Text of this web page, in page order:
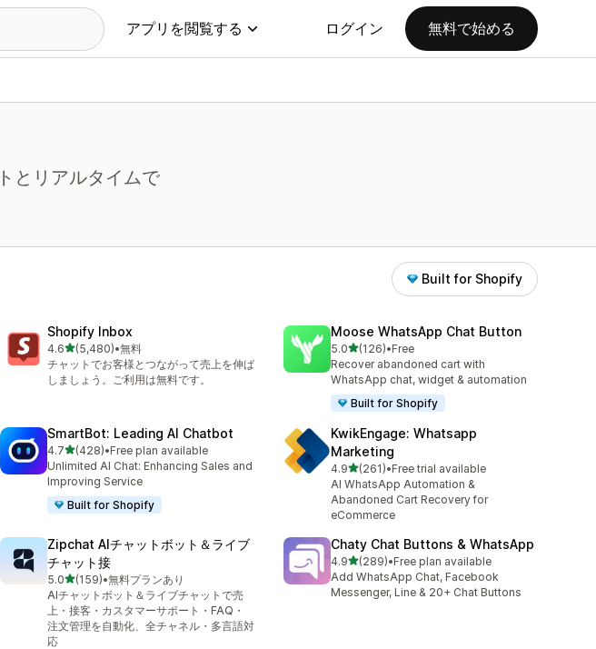
アプリを閲覧する ログイン 無料で始める
とリアルタイムで
Built for Shopify
Shopify Inbox
4.65つ星中
(5,480)
合計レビュー数：5480件
•無料
チャットでお客様とつながって売上を伸ば
しましょう。ご利用は無料です。
Moose WhatsApp Chat Button
5.05つ星中
(126)
合計レビュー数：126件
•Free
Recover abandoned cart with
WhatsApp chat, widget & automation
Built for Shopify
SmartBot: Leading AI Chatbot
4.75つ星中
(428)
合計レビュー数：428件
•Free plan available
Unlimited AI Chat: Enhancing Sales and
Improving Service
Built for Shopify
KwikEngage: Whatsapp
Marketing
4.95つ星中
(261)
合計レビュー数：261件
•Free trial available
AI WhatsApp Automation &
Abandoned Cart Recovery for
eCommerce
Zipchat AIチャットボット＆ライブ
チャット接
5.05つ星中
(159)
合計レビュー数：159件
•無料プランあり
AIチャットボット＆ライブチャットで売
上・接客・カスタマーサポート・FAQ・
注文管理を自動化、全チャネル・多言語対
応
Chaty Chat Buttons & WhatsApp
4.95つ星中
(289)
合計レビュー数：289件
•Free plan available
Add WhatsApp Chat, Facebook
Messenger, Line & 20+ Chat Buttons